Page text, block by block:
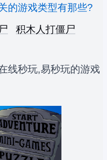
的游戏类型有那些?
积木人打僵尸
线秒玩,易秒玩的游戏